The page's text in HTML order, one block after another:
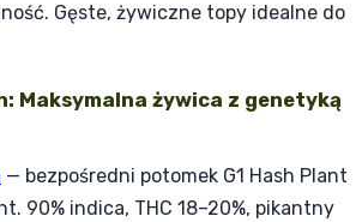
Gęste, żywiczne topy idealne do
Maksymalna żywica z genetyką
— bezpośredni potomek G1 Hash Plant
90% indica, THC 18–20%, pikantny